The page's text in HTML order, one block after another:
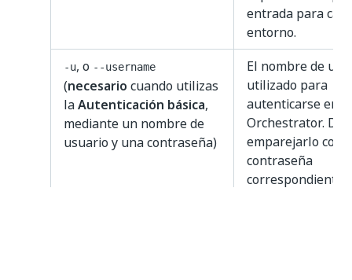
entrada para
entorno.
-u, o --username
(necesario cuando utilizas
laAutenticación básica,
mediante un nombre de
usuario y una contraseña)
El nombre de
utilizado para
autenticarse en
Orchestrator.
emparejarlo con
contraseña
correspondiente.